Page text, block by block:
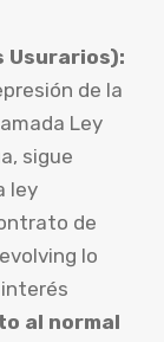
Usurarios):
de la
Ley
sigue
ley
de
lo
al normal